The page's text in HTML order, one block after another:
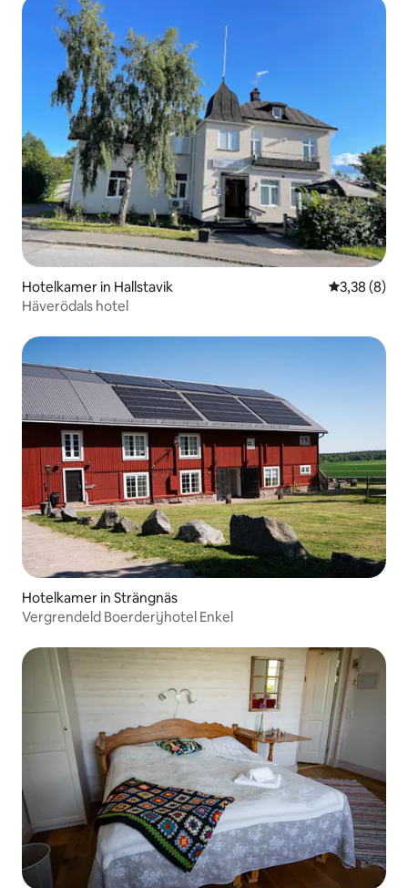
Hotelkamer in Hallstavik
3,38 (8)
Häverödals hotel
Hotelkamer in Strängnäs
Vergrendeld Boerderijhotel Enkel